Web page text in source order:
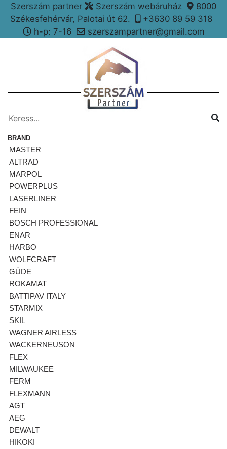
Szerszám partner Szerszám webáruház
8000
Székesfehérvár, Palotai út 62.
+3630 89 59 318
h-p: 7-16
szerszampartner@gmail.com
BRAND
MASTER
ALTRAD
MARPOL
POWERPLUS
LASERLINER
FEIN
BOSCH PROFESSIONAL
ENAR
HARBO
WOLFCRAFT
GÜDE
ROKAMAT
BATTIPAV ITALY
STARMIX
SKIL
WAGNER AIRLESS
WACKERNEUSON
FLEX
MILWAUKEE
FERM
FLEXMANN
AGT
AEG
DEWALT
HIKOKI